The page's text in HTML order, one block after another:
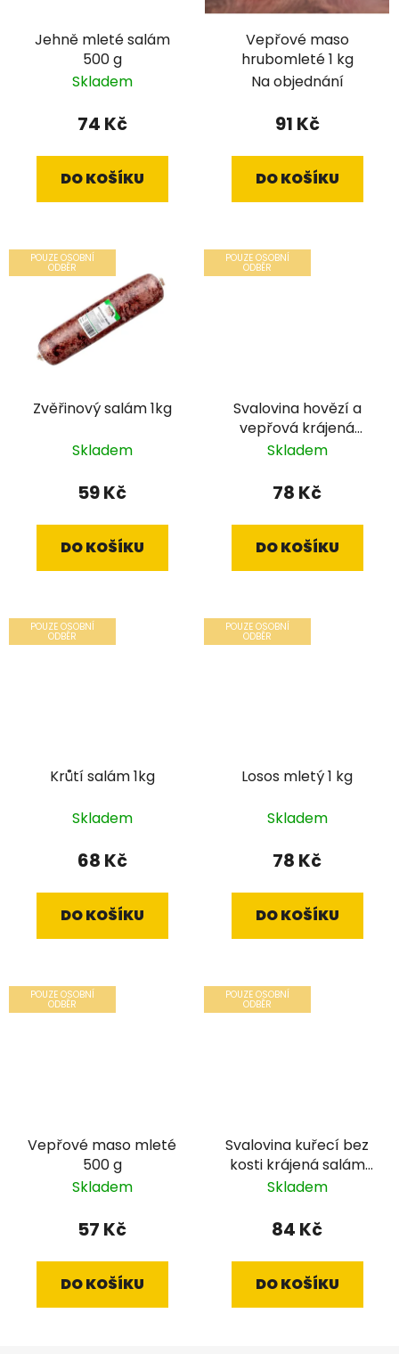
Jehně mleté salám
500 g
Skladem
74 Kč
DO KOŠÍKU
Vepřové maso
hrubomleté 1 kg
Na objednání
91 Kč
DO KOŠÍKU
POUZE OSOBNÍ
ODBĚR
Zvěřinový salám 1kg
Skladem
59 Kč
DO KOŠÍKU
POUZE OSOBNÍ
ODBĚR
Svalovina hovězí a
vepřová krájená
salám 700 g
Skladem
78 Kč
DO KOŠÍKU
POUZE OSOBNÍ
ODBĚR
Krůtí salám 1kg
Skladem
68 Kč
DO KOŠÍKU
POUZE OSOBNÍ
ODBĚR
Losos mletý 1 kg
Skladem
78 Kč
DO KOŠÍKU
POUZE OSOBNÍ
ODBĚR
Vepřové maso mleté
500 g
Skladem
57 Kč
DO KOŠÍKU
POUZE OSOBNÍ
ODBĚR
Svalovina kuřecí bez
kosti krájená salám
700 g
Skladem
84 Kč
DO KOŠÍKU